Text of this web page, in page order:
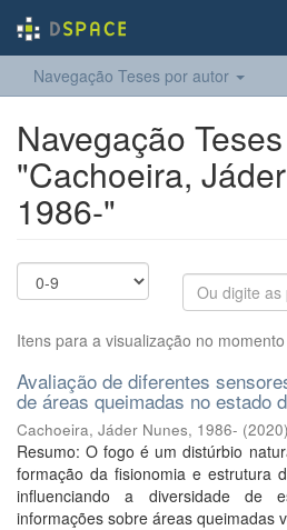
Navegação Teses por autor
Navegação
"Cachoeira,
1986-"
Itens para a visualização no
Avaliação de diferentes
de áreas queimadas no estado
Cachoeira, Jáder Nunes, 1986- (2020)
Resumo: O fogo é um distúrbio
formação da fisionomia e estrutura
influenciando a diversidade de
informações sobre áreas queimadas